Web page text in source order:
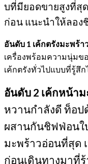
บที่มียอดขายสูงที่สุ
ก่อน แนะนำให้ลอง
อันดับ 1 เค้กตรังมะพร้า
เครื่องพร้อมความนุ่มข
เค้กตรังทั่วไปแบบที่รู้สึ
อันดับ 2 เค้กหน้าม
หวานกำลังดี ท็อป
ผสานกันชิฟฟ่อนใ
มะพร้าวอ่อนที่สุด
ก่อนเดินทางมาที่